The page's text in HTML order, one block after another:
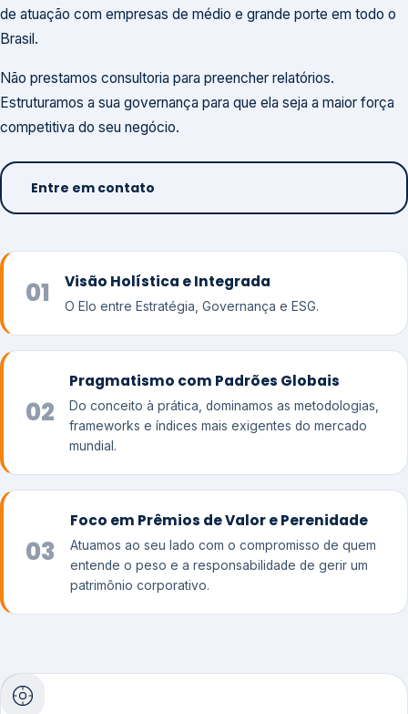
de atuação com empresas de médio e grande porte em todo o
Brasil.
Não prestamos consultoria para preencher relatórios.
Estruturamos a sua governança para que ela seja a maior força
competitiva do seu negócio.
Entre em contato
01 Visão Holística e Integrada
O Elo entre Estratégia, Governança e ESG.
02
Pragmatismo com Padrões Globais
Do conceito à prática, dominamos as metodologias,
frameworks e índices mais exigentes do mercado
mundial.
03
Foco em Prêmios de Valor e Perenidade
Atuamos ao seu lado com o compromisso de quem
entende o peso e a responsabilidade de gerir um
patrimônio corporativo.